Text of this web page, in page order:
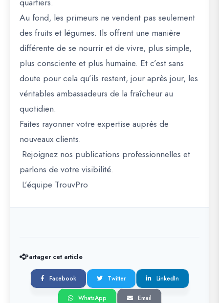
Au fond, les primeurs ne vendent pas seulement
des fruits et légumes. Ils offrent une manière
différente de se nourrir et de vivre, plus simple,
plus consciente et plus humaine. Et c’est sans
doute pour cela qu’ils restent, jour après jour, les
véritables ambassadeurs de la fraîcheur au
quotidien.
Faites rayonner votre expertise auprès de
nouveaux clients.
Rejoignez nos publications professionnelles et
parlons de votre visibilité.
L’équipe TrouvPro
Partager cet article
Facebook Twitter LinkedIn
WhatsApp Email